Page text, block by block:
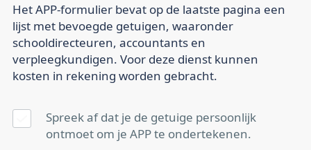
Het APP-formulier bevat op de laatste pagina een
lijst met bevoegde getuigen, waaronder
schooldirecteuren, accountants en
verpleegkundigen. Voor deze dienst kunnen
kosten in rekening worden gebracht.
Spreek af dat je de getuige persoonlijk
ontmoet om je APP te ondertekenen.